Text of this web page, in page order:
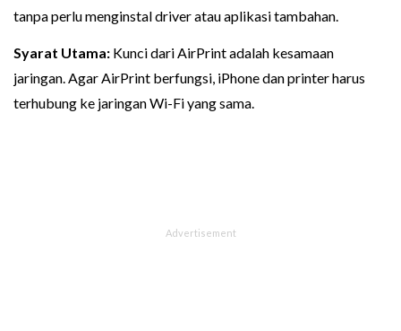
tanpa perlu menginstal driver atau aplikasi tambahan.
Syarat Utama: Kunci dari AirPrint adalah kesamaan
jaringan. Agar AirPrint berfungsi, iPhone dan printer harus
terhubung ke jaringan Wi-Fi yang sama.